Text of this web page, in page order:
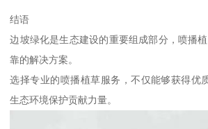
结语
边坡绿化是生态建设的重要组成部分，喷播
靠的解决方案。
选择专业的喷播植草服务，不仅能够获得优
生态环境保护贡献力量。